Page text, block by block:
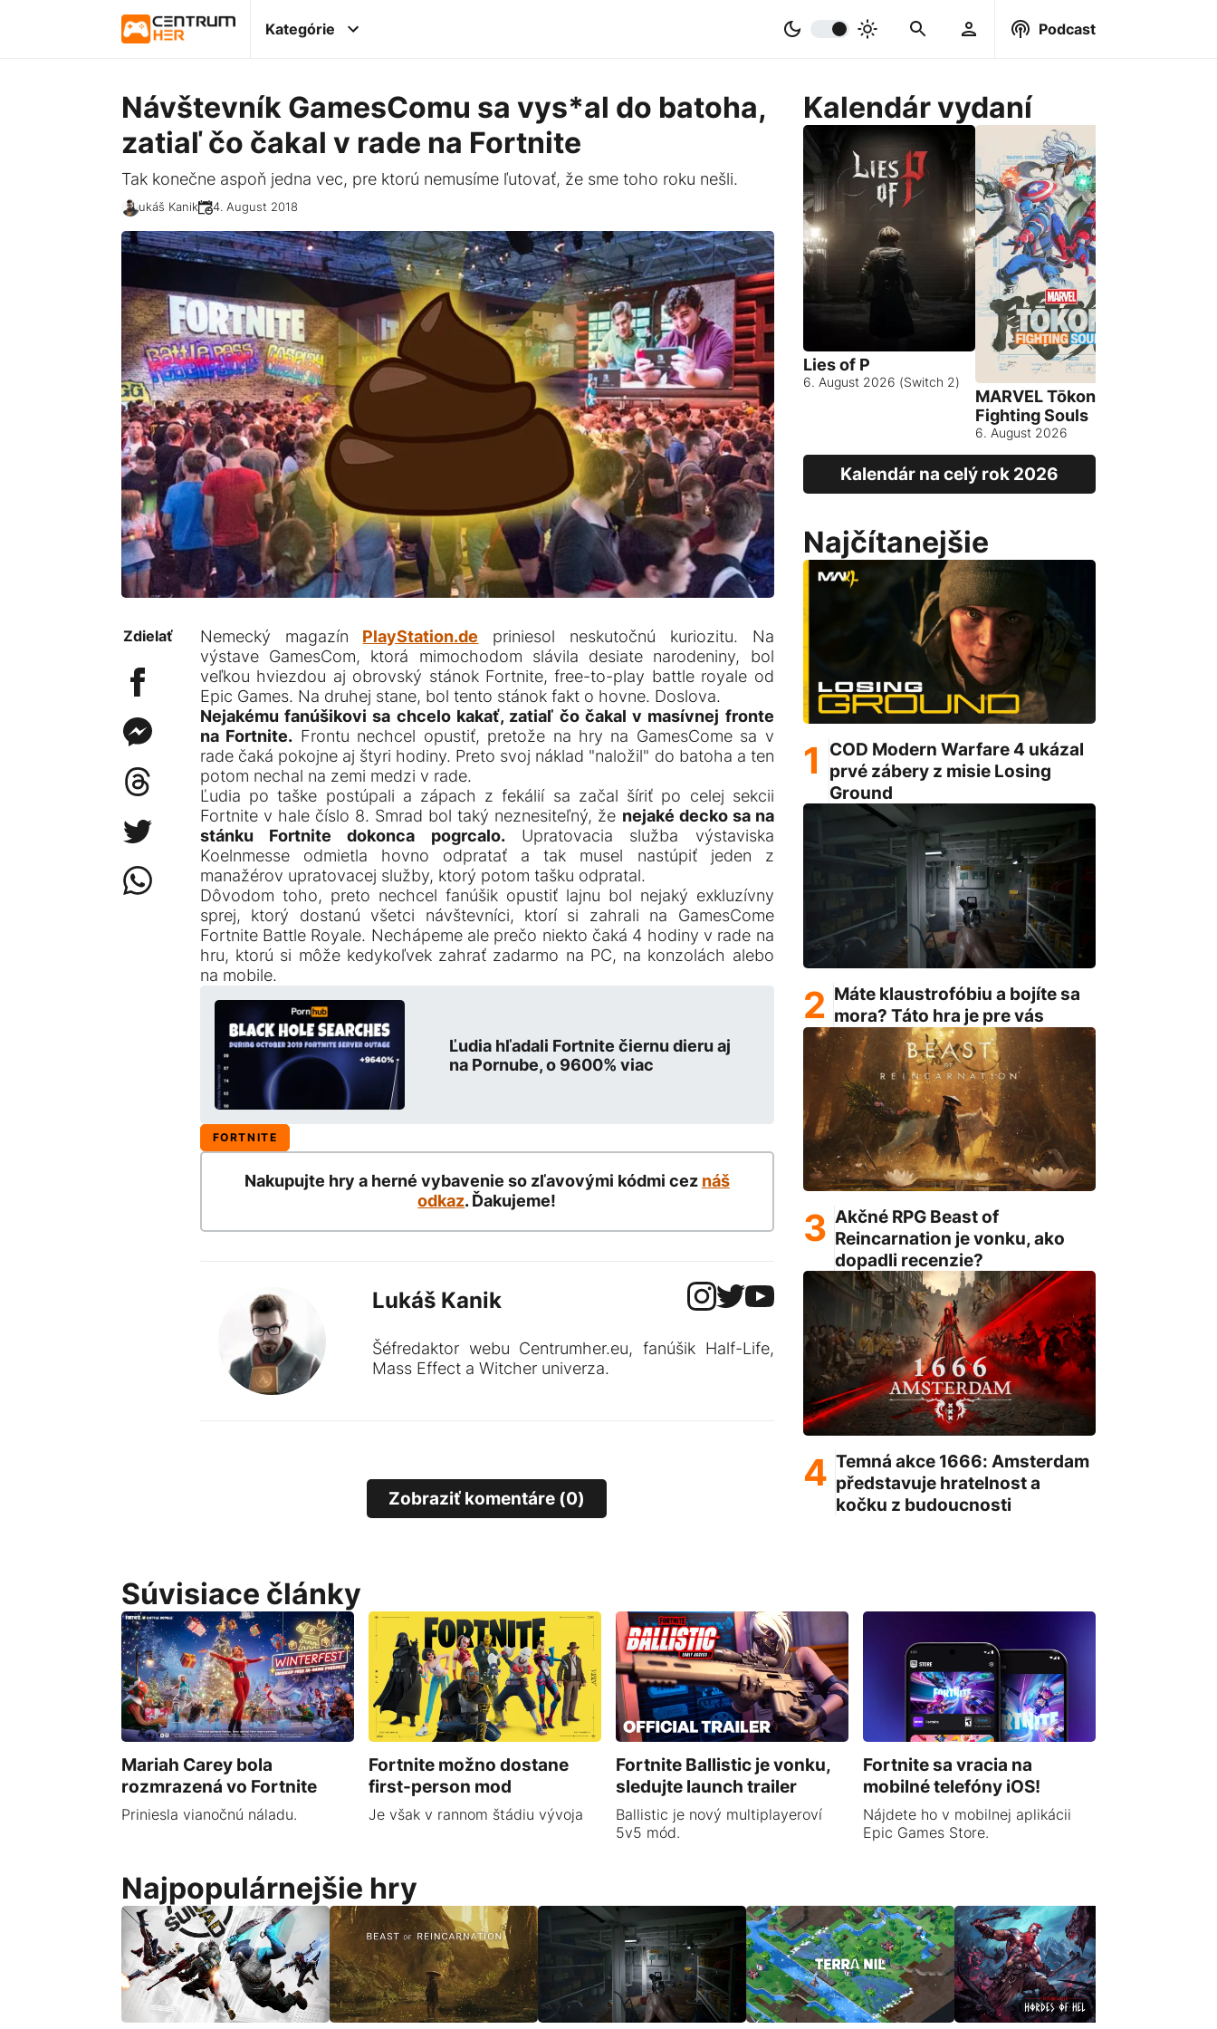
Kategórie Podcast
Návštevník GamesComu sa vys*al do batoha,
zatiaľ čo čakal v rade na Fortnite
Tak konečne aspoň jedna vec, pre ktorú nemusíme ľutovať, že sme toho roku nešli.
Lukáš Kanik 24. August 2018
Zdielať Nemecký magazín PlayStation.de priniesol neskutočnú kuriozitu. Na
výstave GamesCom, ktorá mimochodom slávila desiate narodeniny, bol
veľkou hviezdou aj obrovský stánok Fortnite, free-to-play battle royale od
Epic Games. Na druhej stane, bol tento stánok fakt o hovne. Doslova.
Nejakému fanúšikovi sa chcelo kakať, zatiaľ čo čakal v masívnej fronte
na Fortnite. Frontu nechcel opustiť, pretože na hry na GamesCome sa v
rade čaká pokojne aj štyri hodiny. Preto svoj náklad "naložil" do batoha a ten
potom nechal na zemi medzi v rade.
Ľudia po taške postúpali a zápach z fekálií sa začal šíriť po celej sekcii
Fortnite v hale číslo 8. Smrad bol taký neznesiteľný, že nejaké decko sa na
stánku Fortnite dokonca pogrcalo.Upratovacia služba výstaviska
Koelnmesse odmietla hovno odpratať a tak musel nastúpiť jeden z
manažérov upratovacej služby, ktorý potom tašku odpratal.
Dôvodom toho, preto nechcel fanúšik opustiť lajnu bol nejaký exkluzívny
sprej, ktorý dostanú všetci návštevníci, ktorí si zahrali na GamesCome
Fortnite Battle Royale. Nechápeme ale prečo niekto čaká 4 hodiny v rade na
hru, ktorú si môže kedykoľvek zahrať zadarmo na PC, na konzolách alebo
na mobile.
Ľudia hľadali Fortnite čiernu dieru aj
na Pornube, o 9600% viac
FORTNITE
Nakupujte hry a herné vybavenie so zľavovými kódmi cez náš
odkaz. Ďakujeme!
Lukáš Kanik
Šéfredaktor webu Centrumher.eu, fanúšik Half-Life,
Mass Effect a Witcher univerza.
Zobraziť komentáre (0)
Súvisiace články
Mariah Carey bola
rozmrazená vo Fortnite
Priniesla vianočnú náladu.
Fortnite možno dostane
first-person mod
Je však v rannom štádiu vývoja
Fortnite Ballistic je vonku,
sledujte launch trailer
Ballistic je nový multiplayeroví
5v5 mód.
Fortnite sa vracia na
mobilné telefóny iOS!
Nájdete ho v mobilnej aplikácii
Epic Games Store.
Najpopulárnejšie hry
Kalendár vydaní
Lies of P
6. August 2026 (Switch 2)
MARVEL Tōkon:
Fighting Souls
6. August 2026
Kalendár na celý rok 2026
Najčítanejšie
COD Modern Warfare 4 ukázal
prvé zábery z misie Losing
Ground
Máte klaustrofóbiu a bojíte sa
mora? Táto hra je pre vás
Akčné RPG Beast of
Reincarnation je vonku, ako
dopadli recenzie?
Temná akce 1666: Amsterdam
představuje hratelnost a
kočku z budoucnosti